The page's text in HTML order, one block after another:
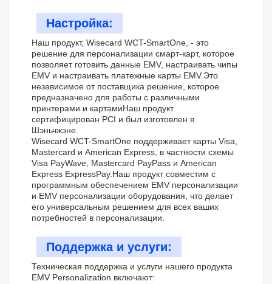
Настройка:
Наш продукт, Wisecard WCT-SmartOne, - это
решение для персонализации смарт-карт, которое
позволяет готовить данные EMV, настраивать чипы
EMV и настраивать платежные карты EMV.Это
независимое от поставщика решение, которое
предназначено для работы с различными
принтерами и картамиНаш продукт
сертифицирован PCI и был изготовлен в
Шэньчжэне.
Wisecard WCT-SmartOne поддерживает карты Visa,
Mastercard и American Express, в частности схемы
Visa PayWave, Mastercard PayPass и American
Express ExpressPay.Наш продукт совместим с
программным обеспечением EMV персонализации
и EMV персонализации оборудования, что делает
его универсальным решением для всех ваших
потребностей в персонализации.
Поддержка и услуги:
Техническая поддержка и услуги нашего продукта
EMV Personalization включают: